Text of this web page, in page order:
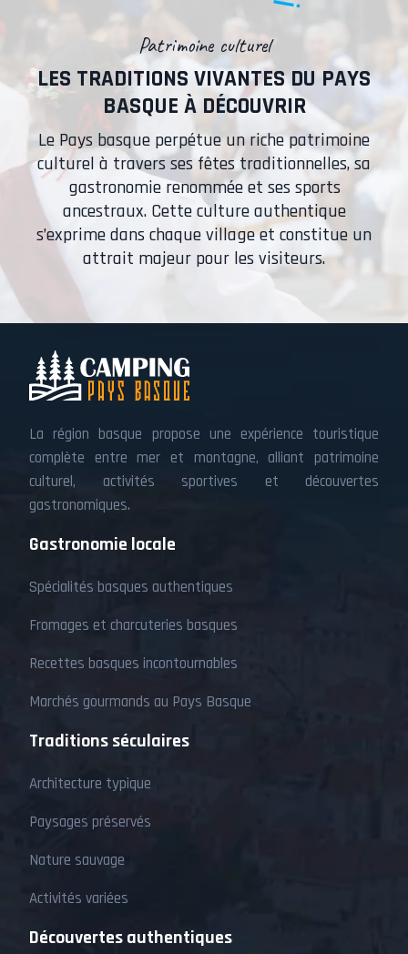
Patrimoine culturel
LES TRADITIONS VIVANTES DU PAYS
BASQUE À DÉCOUVRIR
Le Pays basque perpétue un riche patrimoine
culturel à travers ses fêtes traditionnelles, sa
gastronomie renommée et ses sports
ancestraux. Cette culture authentique
s’exprime dans chaque village et constitue un
attrait majeur pour les visiteurs.
La région basque propose une expérience touristique
complète entre mer et montagne, alliant patrimoine
culturel, activités sportives et découvertes
gastronomiques.
Gastronomie locale
Spécialités basques authentiques
Fromages et charcuteries basques
Recettes basques incontournables
Marchés gourmands au Pays Basque
Traditions séculaires
Architecture typique
Paysages préservés
Nature sauvage
Activités variées
Découvertes authentiques